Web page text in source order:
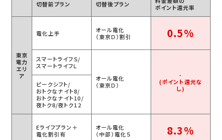
切替前プラン 切替後プラン
ポイント還元率
東京
電力
エリ
ア
電化上手
オール電化
（東京Ｄ）割引
0.5%
スマートライフＳ/
スマートライフＬ
オール電化
（東京Ｄ）
-
(ポイント還元な
し)
ピークシフト/
おトクなナイト8/
おトクなナイト10/
夜トク8/夜トク12
Eライフプラン＋
電化割引有
オール電化
（中部）電化５
8.3%